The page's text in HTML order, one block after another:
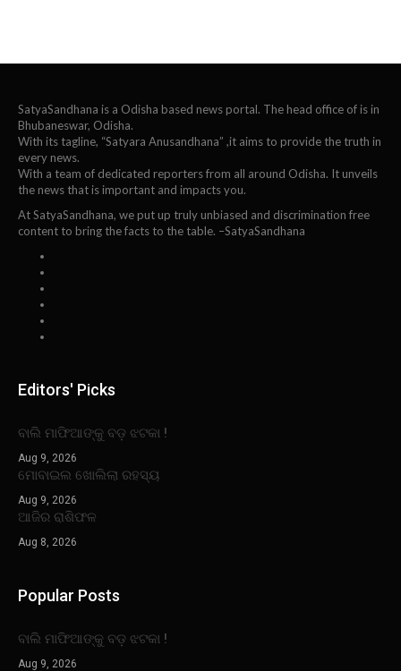
SatyaSandhana is a Odisha based news portal. The head office of is in
Bhubaneswar, Odisha.
With its tagline, “Satyara Anusandhana” ,it aims to provide the truth in
every news.
With a team of dedicated reporters from all around Odisha. It unveils
the news that is important and impacts you.
At SatyaSandhana, we put up truly unbiased and discrimination free
content to bring the facts to the table. –SatyaSandhana
Editors' Picks
ବାଲି ମାଫିଆଙ୍କୁ ବଡ଼ ଝଟକା !
Aug 9, 2026
ମୋବାଇଲ ଖୋଲିଲା ରହସ୍ୟ
Aug 9, 2026
ଆଜିର ରାଶିଫଳ
Aug 8, 2026
Popular Posts
ବାଲି ମାଫିଆଙ୍କୁ ବଡ଼ ଝଟକା !
Aug 9, 2026